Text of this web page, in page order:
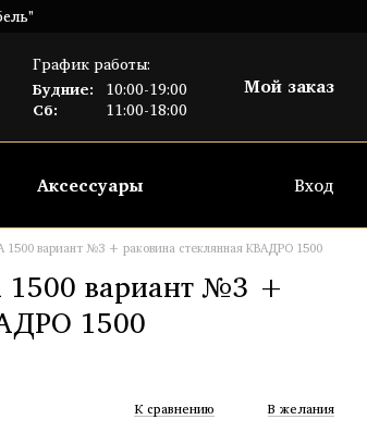
График работы:
Будние: 10:00-19:00
Сб:
11:00-18:00
Мой заказ
Аксессуары Вход
1500 вариант №3 + раковина стеклянная КВАДРО 1500
1500 вариант №3 +
1500
К сравнению В желания